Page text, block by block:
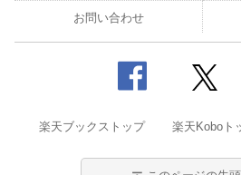
お問い合わせ
楽天ブックストップ 楽天Koboト